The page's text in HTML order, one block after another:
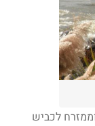
לכביש